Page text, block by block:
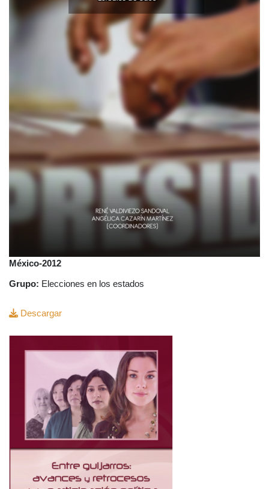
México-2012
Grupo: Elecciones en los estados
Descargar